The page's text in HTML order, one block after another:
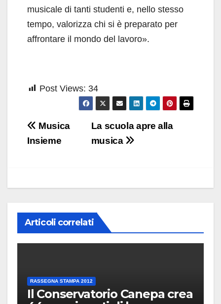
musicale di tanti studenti e, nello stesso
tempo, valorizza chi si è preparato per
affrontare il mondo del lavoro».
Post Views: 34
Navigazione
articoli
La scuola apre alla
musica
Musica
Insieme
Articoli correlati
RASSEGNA STAMPA 2012
Il Conservatorio Canepa crea